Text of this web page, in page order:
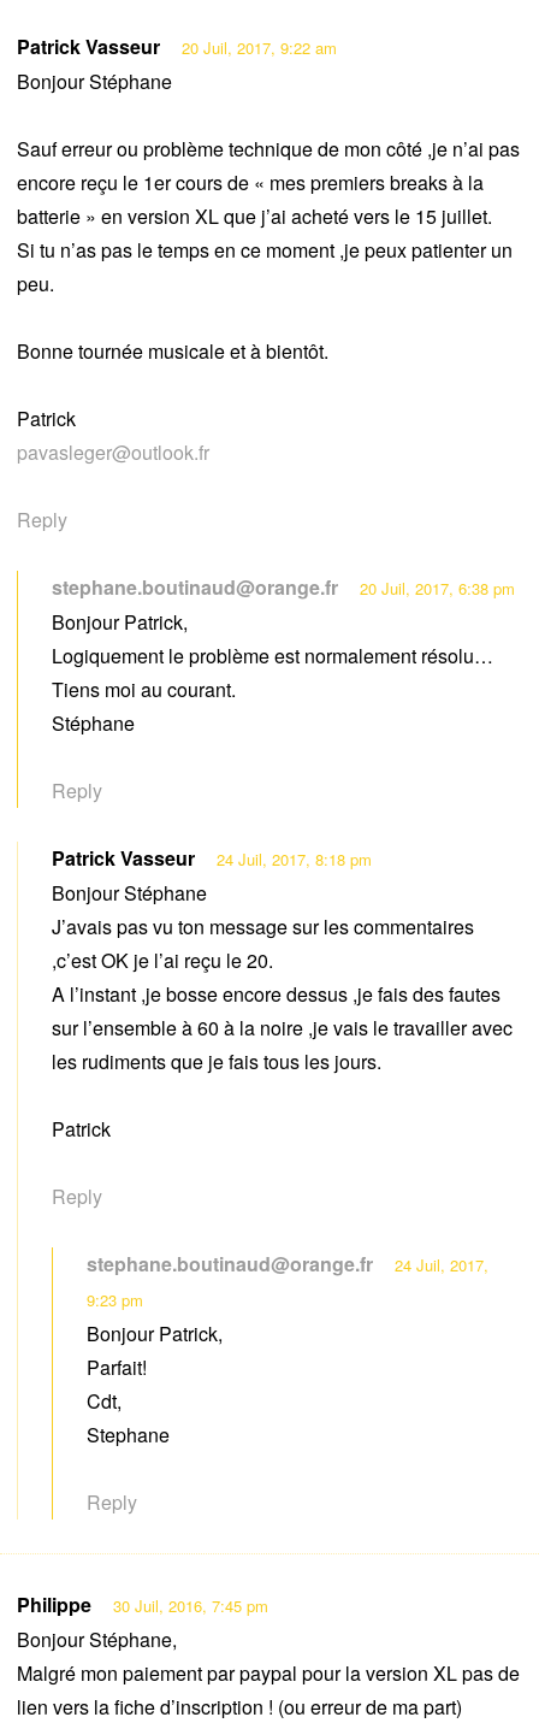
Patrick Vasseur 20 Juil, 2017, 9:22 am
Bonjour Stéphane
Sauf erreur ou problème technique de mon côté ,je n’ai pas
encore reçu le 1er cours de « mes premiers breaks à la
batterie » en version XL que j’ai acheté vers le 15 juillet.
Si tu n’as pas le temps en ce moment ,je peux patienter un
peu.
Bonne tournée musicale et à bientôt.
Patrick
pavasleger@outlook.fr
Reply
stephane.boutinaud@orange.fr 20 Juil, 2017, 6:38 pm
Bonjour Patrick,
Logiquement le problème est normalement résolu…
Tiens moi au courant.
Stéphane
Reply
Patrick Vasseur 24 Juil, 2017, 8:18 pm
Bonjour Stéphane
J’avais pas vu ton message sur les commentaires
,c’est OK je l’ai reçu le 20.
A l’instant ,je bosse encore dessus ,je fais des fautes
sur l’ensemble à 60 à la noire ,je vais le travailler avec
les rudiments que je fais tous les jours.
Patrick
Reply
stephane.boutinaud@orange.fr
24 Juil, 2017,
9:23 pm
Bonjour Patrick,
Parfait!
Cdt,
Stephane
Reply
Philippe 30 Juil, 2016, 7:45 pm
Bonjour Stéphane,
Malgré mon paiement par paypal pour la version XL pas de
lien vers la fiche d’inscription ! (ou erreur de ma part)